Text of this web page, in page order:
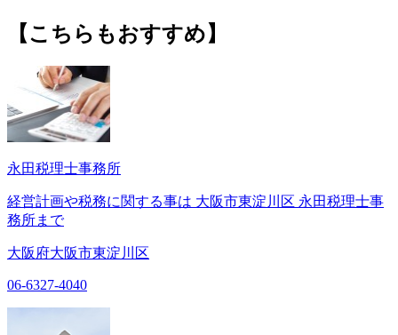
【こちらもおすすめ】
永田税理士事務所
経営計画や税務に関する事は 大阪市東淀川区 永田税理士事
務所まで
大阪府大阪市東淀川区
06-6327-4040